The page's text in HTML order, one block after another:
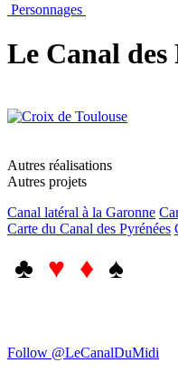
Personnages
Le Canal des
Autres réalisations
Autres projets
Canal latéral à la Garonne
Carte du Canal des Pyrénées
♣ ♥ ♦ ♠
Follow @LeCanalDuMidi